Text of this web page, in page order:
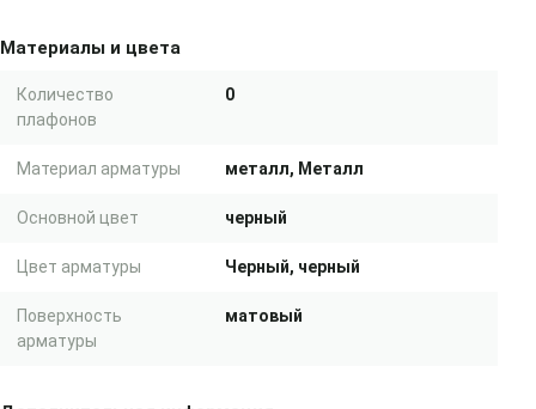
Материалы и цвета
Количество
плафонов
0
Материал арматуры металл, Металл
Основной цвет черный
Цвет арматуры Черный, черный
Поверхность
арматуры
матовый